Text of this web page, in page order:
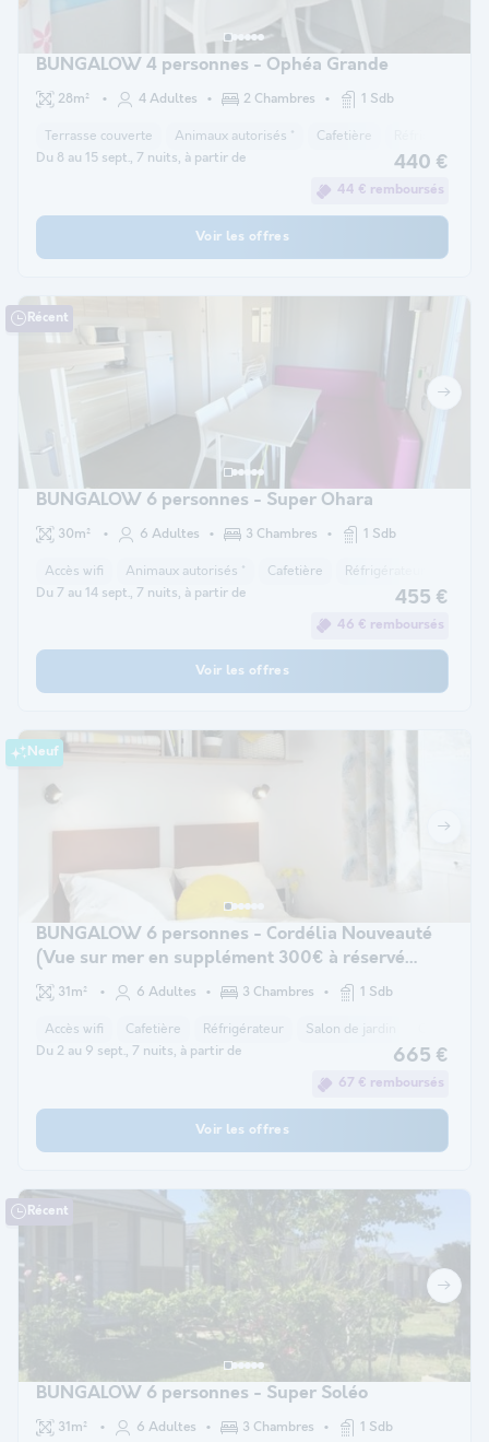
BUNGALOW 4 personnes - Ophéa Grande
28m² 4 Adultes 2 Chambres 1 Sdb
Terrasse couverte Animaux autorisés * Cafetière
Du 8 au 15 sept., 7 nuits, à partir de 440 €
44 € remboursés
Voir les offres
Récent
BUNGALOW 6 personnes - Super Ohara
30m² 6 Adultes 3 Chambres 1 Sdb
Accès wifi Animaux autorisés * Cafetière Réfrigérateur
Du 7 au 14 sept., 7 nuits, à partir de 455 €
46 € remboursés
Voir les offres
Neuf
BUNGALOW 6 personnes - Cordélia Nouveauté
(Vue sur mer en supplément 300€ à réservé
avant l'arrivée)
31m² 6 Adultes 3 Chambres 1 Sdb
Accès wifi Cafetière Réfrigérateur Salon de jardin
Du 2 au 9 sept., 7 nuits, à partir de 665 €
67 € remboursés
Voir les offres
Récent
BUNGALOW 6 personnes - Super Soléo
31m² 6 Adultes 3 Chambres 1 Sdb